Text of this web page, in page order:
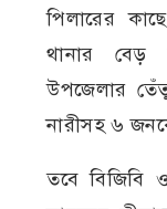
পিলারের
থানার বেড়
উপজেলার
নারীসহ ৬
তবে বিজিবি